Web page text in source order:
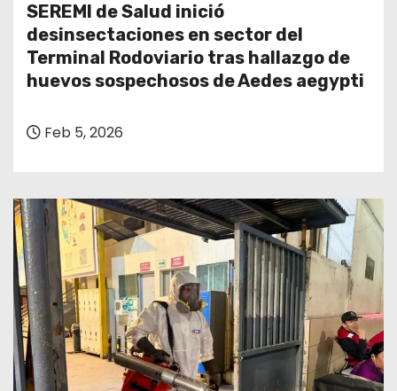
SEREMI de Salud inició
desinsectaciones en sector del
Terminal Rodoviario tras hallazgo de
huevos sospechosos de Aedes aegypti
Feb 5, 2026